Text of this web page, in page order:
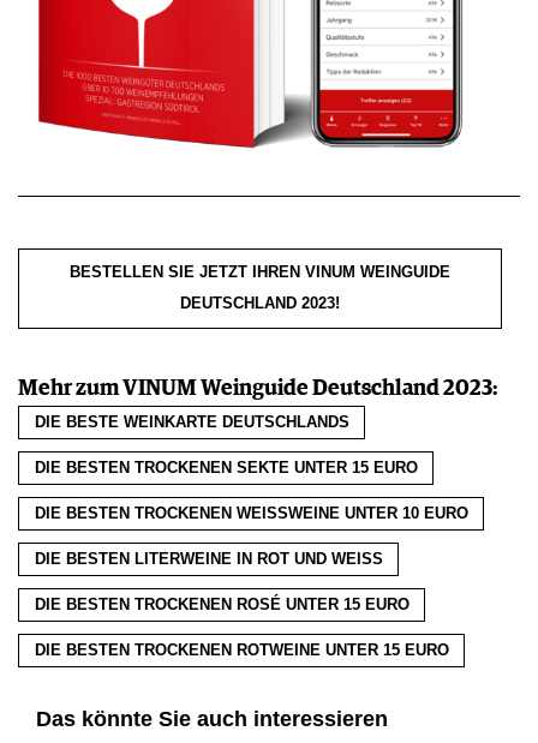
BESTELLEN SIE JETZT IHREN VINUM WEINGUIDE
DEUTSCHLAND 2023!
Mehr zum VINUM Weinguide Deutschland 2023:
DIE BESTE WEINKARTE DEUTSCHLANDS
DIE BESTEN TROCKENEN SEKTE UNTER 15 EURO
DIE BESTEN TROCKENEN WEISSWEINE UNTER 10 EURO
DIE BESTEN LITERWEINE IN ROT UND WEISS
DIE BESTEN TROCKENEN ROSÉ UNTER 15 EURO
DIE BESTEN TROCKENEN ROTWEINE UNTER 15 EURO
Das könnte Sie auch interessieren